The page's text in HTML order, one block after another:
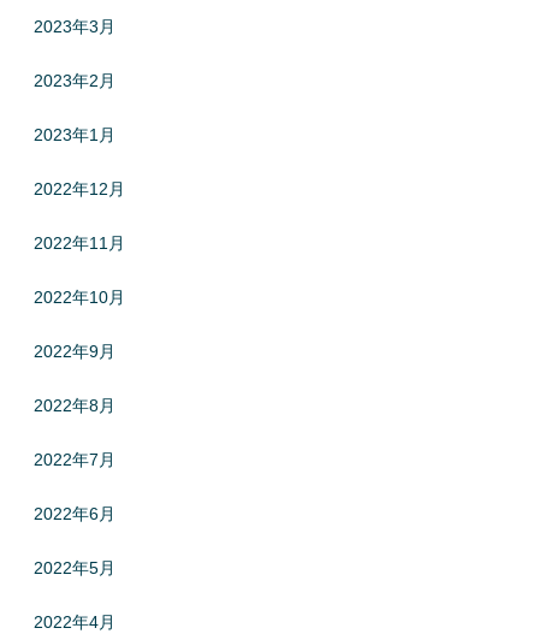
2023年3月
2023年2月
2023年1月
2022年12月
2022年11月
2022年10月
2022年9月
2022年8月
2022年7月
2022年6月
2022年5月
2022年4月